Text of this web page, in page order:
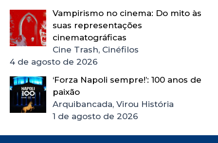
Vampirismo no cinema: Do mito às
suas representações
cinematográficas
Cine Trash, Cinéfilos
4 de agosto de 2026
‘Forza Napoli sempre!’: 100 anos de
paixão
Arquibancada, Virou História
1 de agosto de 2026